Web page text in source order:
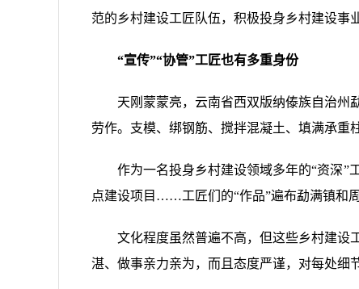
范的乡村建设工匠队伍，积极投身乡村建设事
“宣传”“协管”工匠也有多重身份
天刚蒙蒙亮，云南省西双版纳傣族自治州
劳作。支模、绑钢筋、搅拌混凝土、填满承
作为一名投身乡村建设领域多年的“资深”
点建设项目……工匠们的“作品”遍布勐满镇和
文化程度虽然普遍不高，但这些乡村建
湛、做事亲力亲为，而且态度严谨，对每处细